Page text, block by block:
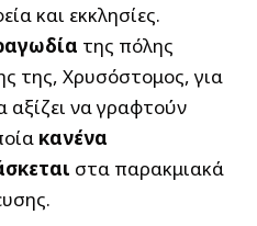
και εκκλησίες.
της πόλης
της, Χρυσόστομος, για
αξίζει να γραφτούν
κανένα
στα παρακμιακά